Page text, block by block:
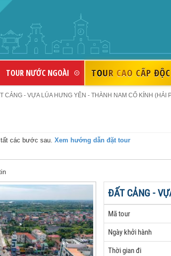
TOUR NƯỚC NGOÀI TOUR CAO CẤP
CẢNG - VỰA LÚA HƯNG YÊN - THÀNH NAM CỔ KÍNH (HẢI
các bước sau. Xem hướng dẫn đặt tour
ĐẤT CẢNG -
Mã tour
Ngày khởi hành
Thời gian đi